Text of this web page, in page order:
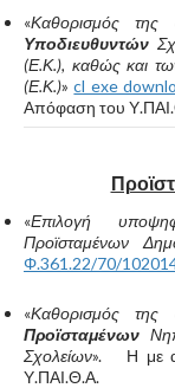
«Καθορισμός της
Υποδιευθυντών
(Ε.Κ.), καθώς και
(Ε.Κ.)»cl exe
Απόφαση του
«Επιλογή
Προϊσταμένων
Φ.361.22/70/
«Καθορισμός της
Προϊσταμένων
Σχολείων». Η με
Υ.ΠΑΙ.Θ.Α.